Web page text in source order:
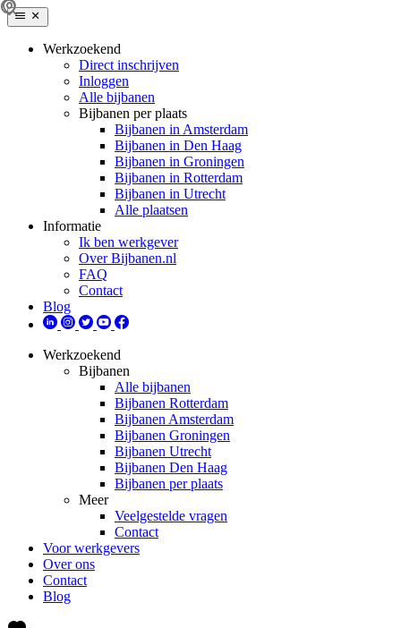
Werkzoekend
Direct inschrijven
Inloggen
Alle bijbanen
Bijbanen per plaats
Bijbanen in Amsterdam
Bijbanen in Den Haag
Bijbanen in Groningen
Bijbanen in Rotterdam
Bijbanen in Utrecht
Alle plaatsen
Informatie
Ik ben werkgever
Over Bijbanen.nl
FAQ
Contact
Blog
Werkzoekend
Bijbanen
Alle bijbanen
Bijbanen Rotterdam
Bijbanen Amsterdam
Bijbanen Groningen
Bijbanen Utrecht
Bijbanen Den Haag
Bijbanen per plaats
Meer
Veelgestelde vragen
Contact
Voor werkgevers
Over ons
Contact
Blog